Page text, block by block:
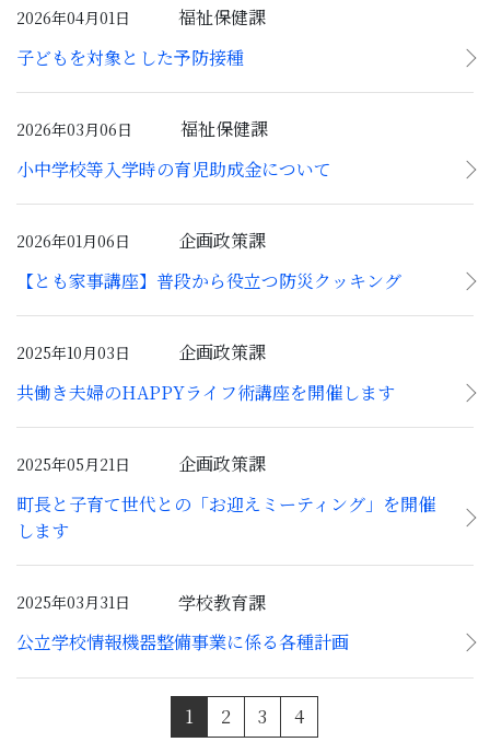
2026年04月01日
福祉保健課
子どもを対象とした予防接種
2026年03月06日
福祉保健課
小中学校等入学時の育児助成金について
2026年01月06日
企画政策課
【とも家事講座】普段から役立つ防災クッキング
2025年10月03日
企画政策課
共働き夫婦のHAPPYライフ術講座を開催します
2025年05月21日
企画政策課
町長と子育て世代との「お迎えミーティング」を開催
します
2025年03月31日
学校教育課
公立学校情報機器整備事業に係る各種計画
1 (現在のページ)
2 3 4